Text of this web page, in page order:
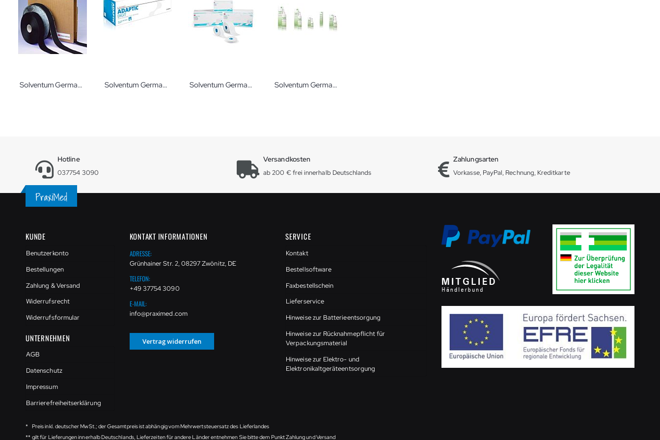
Solventum Germany Soft Cast Klettverschluss Solventum Germany Adaptic Digit Fingerverband Fingerfertigverband in verschiedenen Größen von Systagenix Solventum Germany Multipore Dry Medizinisches Rollenpflaster Entwickelt für diezuverlässige Fixierung von Tuben und Sonden. Solventum Germany KerraSol Wundreinigungssystem
Hotline
037754 3090
Versandkosten
ab 200 € frei innerhalb Deutschlands
Zahlungsarten
Vorkasse, PayPal, Rechnung, Kreditkarte
KUNDE
Benutzerkonto
Bestellungen
Zahlung & Versand
Widerrufsrecht
Widerrufsformular
UNTERNEHMEN
AGB
Datenschutz
Impressum
Barrierefreiheitserklärung
KONTAKT INFORMATIONEN
ADRESSE:
Grünhainer Str. 2, 08297 Zwönitz, DE
TELEFON:
+49 37754 3090
E-MAIL:
info@praximed.com
Vertrag widerrufen
SERVICE
Kontakt
Bestellsoftware
Faxbestellschein
Lieferservice
Hinweise zur Batterieentsorgung
Hinweise zur Rücknahmepflicht für
Verpackungsmaterial
Hinweise zur Elektro- und
Elektronikaltgeräteentsorgung
* Preis inkl. deutscher MwSt.; der Gesamtpreis ist abhängig vom Mehrwertsteuersatz des Lieferlandes
** gilt für Lieferungen innerhalb Deutschlands, Lieferzeiten für andere Länder entnehmen Sie bitte dem Punkt Zahlung und Versand